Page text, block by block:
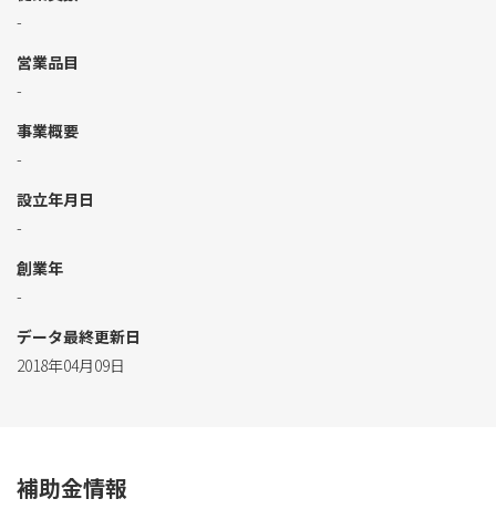
-
営業品目
-
事業概要
-
設立年月日
-
創業年
-
データ最終更新日
2018年04月09日
補助金情報